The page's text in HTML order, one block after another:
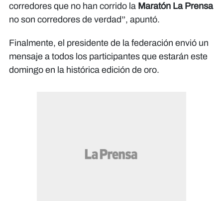
corredores que no han corrido la Maratón La Prensa
no son corredores de verdad”, apuntó.
Finalmente, el presidente de la federación envió un
mensaje a todos los participantes que estarán este
domingo en la histórica edición de oro.